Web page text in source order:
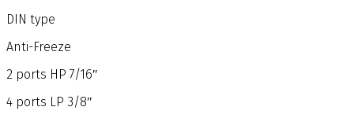
DIN type
Anti-Freeze
2 ports HP 7/16″
4 ports LP 3/8″